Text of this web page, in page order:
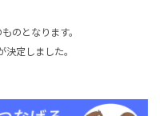
のとなります。
定しました。